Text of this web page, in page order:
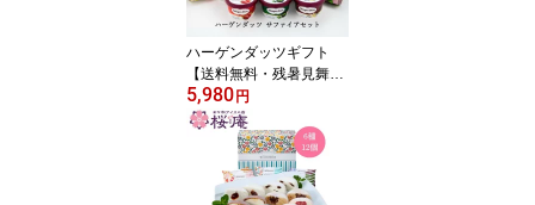
高級アイス 誕生日 プレ
ゼント 内祝 ［ver.22］
ハーゲンダッツギフト
【送料無料・残暑見舞
い・ラッピング付】 サフ
ァイアセット 8種16個入
り いちご練乳 抹茶のタ
ルト あずきのミルクプリ
ン バニラ グリーンティ
5,980円